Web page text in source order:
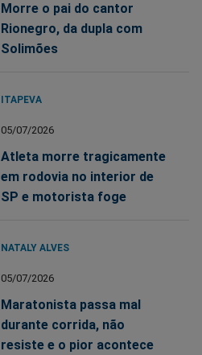
Morre o pai do cantor
Rionegro, da dupla com
Solimões
ITAPEVA
05/07/2026
Atleta morre tragicamente
em rodovia no interior de
SP e motorista foge
NATALY ALVES
05/07/2026
Maratonista passa mal
durante corrida, não
resiste e o pior acontece